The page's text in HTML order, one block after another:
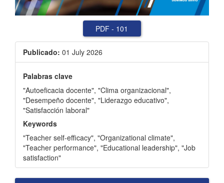
PDF- 101
Publicado: 01 July 2026
Palabras clave
"Autoeficacia docente", "Clima organizacional",
"Desempeño docente", "Liderazgo educativo",
"Satisfacción laboral"
Keywords
"Teacher self-efficacy", "Organizational climate",
"Teacher performance", "Educational leadership", "Job
satisfaction"